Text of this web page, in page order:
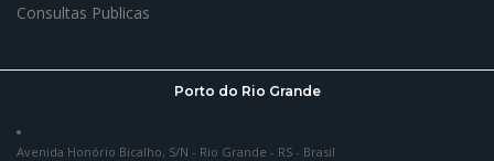
Consultas Publicas
Porto do Rio Grande
Avenida Honório Bicalho, S/N - Rio Grande - RS - Brasil